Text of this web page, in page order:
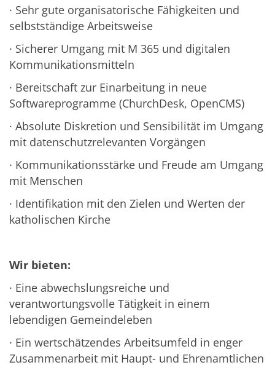
· Sehr gute organisatorische Fähigkeiten und
selbstständige Arbeitsweise
· Sicherer Umgang mit M 365 und digitalen
Kommunikationsmitteln
· Bereitschaft zur Einarbeitung in neue
Softwareprogramme (ChurchDesk, OpenCMS)
· Absolute Diskretion und Sensibilität im Umgang
mit datenschutzrelevanten Vorgängen
· Kommunikationsstärke und Freude am Umgang
mit Menschen
· Identifikation mit den Zielen und Werten der
katholischen Kirche
Wir bieten:
· Eine abwechslungsreiche und
verantwortungsvolle Tätigkeit in einem
lebendigen Gemeindeleben
· Ein wertschätzendes Arbeitsumfeld in enger
Zusammenarbeit mit Haupt- und Ehrenamtlichen